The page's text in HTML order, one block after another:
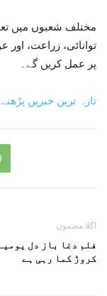
مختلف شعبوں میں
توانائی، زراعت،
پر عمل کریں گے۔
تازہ ترین خبریں
اگلا مضمون
فلم دغا باز دل
کروڑ کما رہی ہے